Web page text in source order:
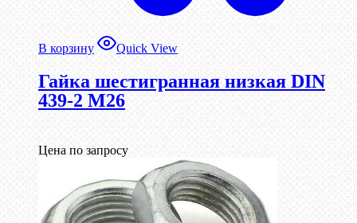
В корзину Quick View
Гайка шестигранная низкая DIN
439-2 М26
Цена по запросу